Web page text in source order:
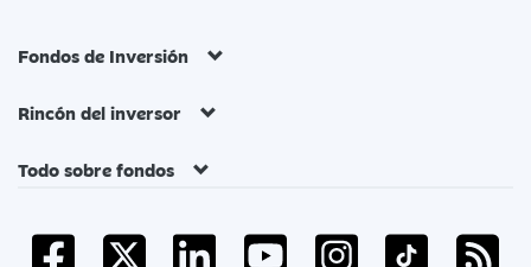
Fondos de Inversión
Rincón del inversor
Todo sobre fondos